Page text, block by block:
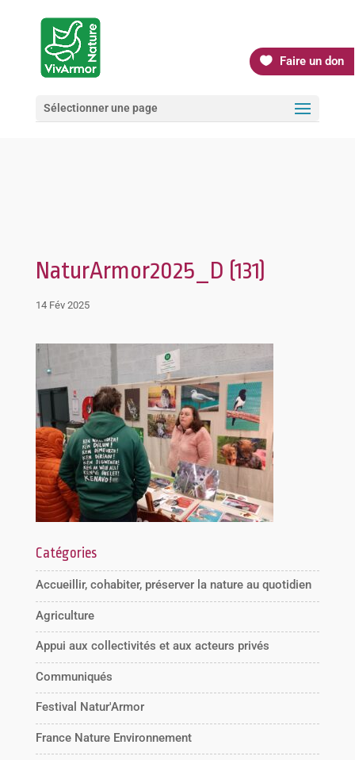
Faire un don
Sélectionner une page
NaturArmor2025_D (131)
14 Fév 2025
Catégories
Accueillir, cohabiter, préserver la nature au quotidien
Agriculture
Appui aux collectivités et aux acteurs privés
Communiqués
Festival Natur'Armor
France Nature Environnement